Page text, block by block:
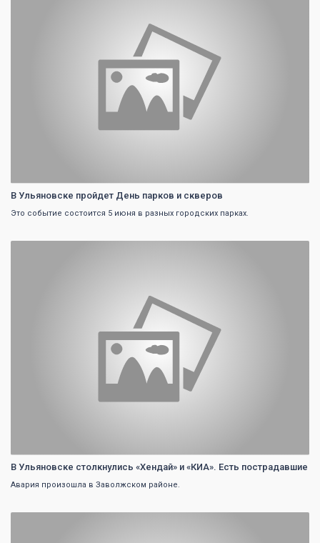
В Ульяновске пройдет День парков и скверов
Это событие состоится 5 июня в разных городских парках.
В Ульяновске столкнулись «Хендай» и «КИА». Есть пострадавшие
Авария произошла в Заволжском районе.